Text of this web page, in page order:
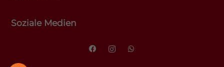
Soziale Medien